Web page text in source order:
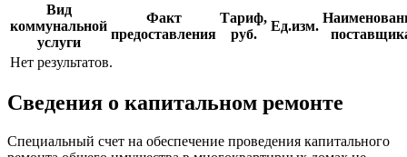
Вид
коммунальной
услуги
Факт
предоставления
Тариф,
руб.
Ед.изм.
Нет результатов.
Сведения о капитальном ремонте
Специальный счет на обеспечение проведения капитального